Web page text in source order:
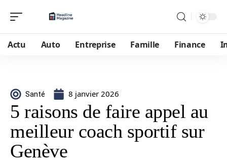
Actu Auto Entreprise Famille Finance
Santé 8 janvier 2026
5 raisons de faire appel au
meilleur coach sportif sur
Genève